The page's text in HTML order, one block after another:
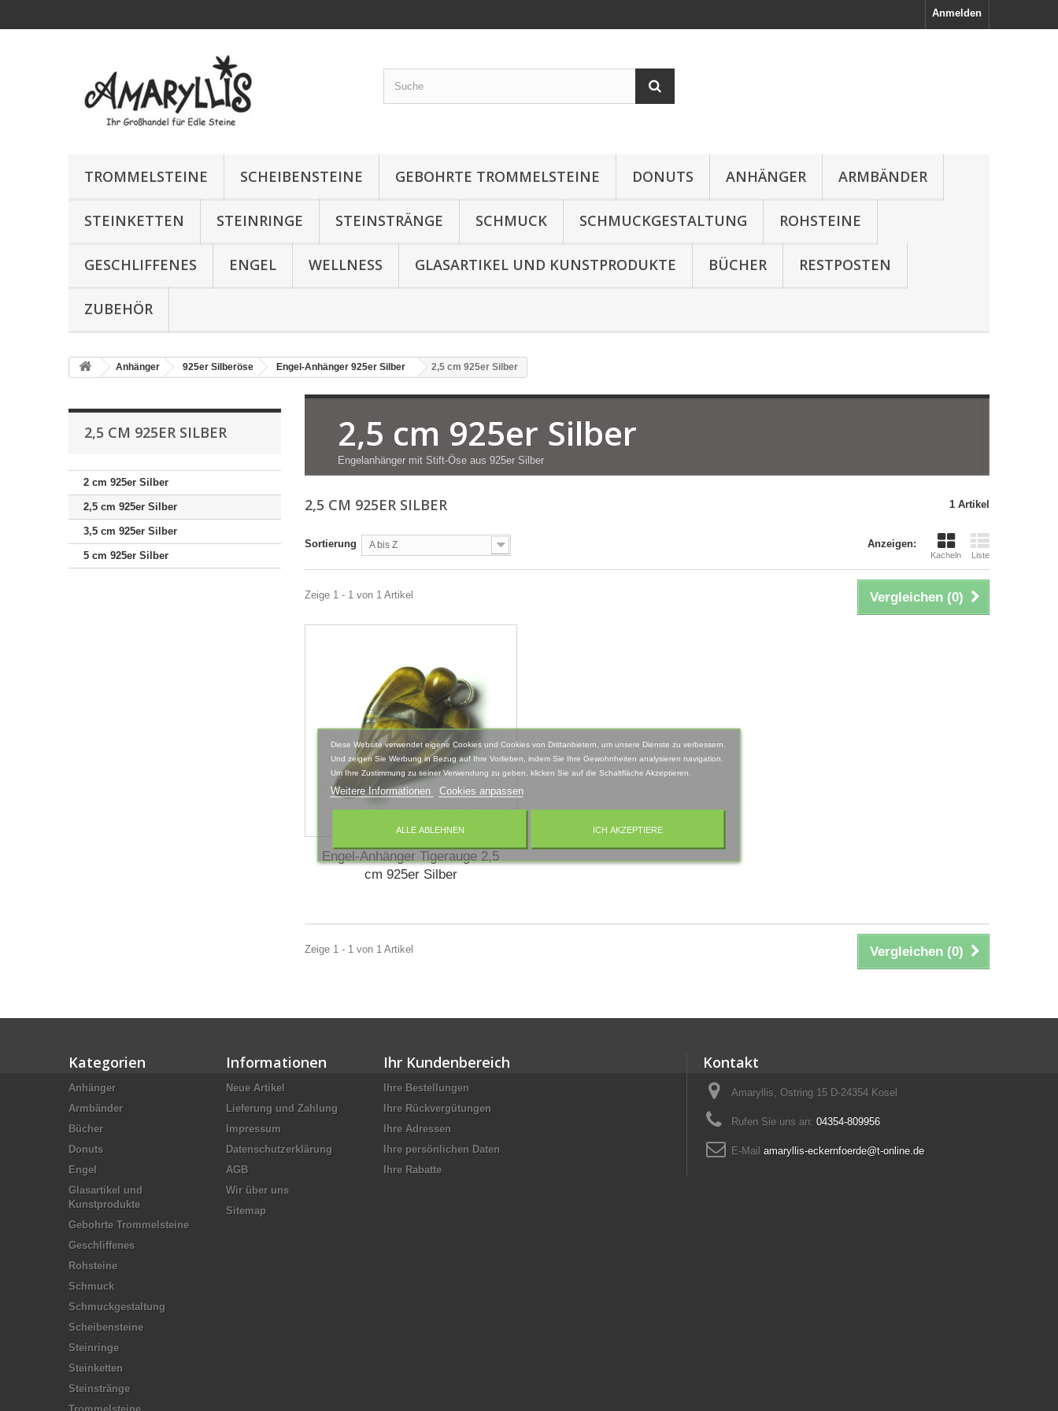
Anmelden
TROMMELSTEINE SCHEIBENSTEINE GEBOHRTE TROMMELSTEINE DONUTS ANHÄNGER ARMBÄNDER
STEINKETTEN STEINRINGE STEINSTRÄNGE SCHMUCK SCHMUCKGESTALTUNG ROHSTEINE
GESCHLIFFENES ENGEL WELLNESS GLASARTIKEL UND KUNSTPRODUKTE BÜCHER RESTPOSTEN
ZUBEHÖR
Anhänger 925er Silberöse Engel-Anhänger 925er Silber 2,5 cm 925er Silber
2,5 CM 925ER SILBER
2 cm 925er Silber
2,5 cm 925er Silber
3,5 cm 925er Silber
5 cm 925er Silber
2,5 cm 925er Silber
Engelanhänger mit Stift-Öse aus 925er Silber
2,5 CM 925ER SILBER 1 Artikel
Anzeigen:
Kacheln Liste
Sortierung A bis Z
Vergleichen (0)
Zeige 1 - 1 von 1 Artikel
Engel-Anhänger Tigerauge 2,5
cm 925er Silber
Vergleichen (0)
Zeige 1 - 1 von 1 Artikel
Kategorien
Anhänger
Armbänder
Bücher
Donuts
Engel
Glasartikel und
Kunstprodukte
Gebohrte Trommelsteine
Geschliffenes
Rohsteine
Schmuck
Schmuckgestaltung
Scheibensteine
Steinringe
Steinketten
Steinstränge
Informationen
Neue Artikel
Lieferung und Zahlung
Impressum
Datenschutzerklärung
AGB
Wir über uns
Sitemap
Ihr Kundenbereich
Ihre Bestellungen
Ihre Rückvergütungen
Ihre Adressen
Ihre persönlichen Daten
Ihre Rabatte
Kontakt
Amaryllis, Ostring 15 D-24354 Kosel
Rufen Sie uns an: 04354-809956
E-Mail amaryllis-eckernfoerde@t-online.de
Diese Website verwendet eigene Cookies und Cookies von Drittanbietern, um unsere Dienste zu verbessern.
Und zeigen Sie Werbung in Bezug auf Ihre Vorlieben, indem Sie Ihre Gewohnheiten analysieren navigation.
Um Ihre Zustimmung zu seiner Verwendung zu geben, klicken Sie auf die Schaltfläche Akzeptieren.
Weitere Informationen Cookies anpassen
ALLE ABLEHNEN ICH AKZEPTIERE